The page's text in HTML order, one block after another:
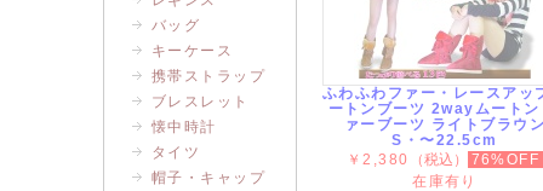
ふわふわファー・レースアッ
ートンブーツ 2wayムート
ァーブーツ ライトブラウ
S・〜22.5cm
￥2,380
（税込）
76%OFF
在庫有り
バッグ
キーケース
携帯ストラップ
ブレスレット
懐中時計
タイツ
帽子・キャップ